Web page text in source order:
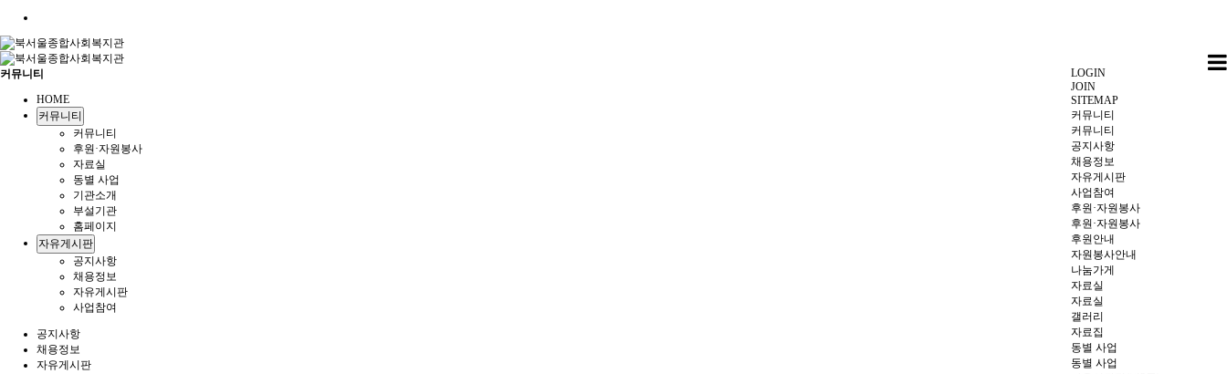
LOGIN
JOIN
SITEMAP
커뮤니티
커뮤니티
공지사항
채용정보
자유게시판
사업참여
후원·자원봉사
후원·자원봉사
후원안내
자원봉사안내
나눔가게
자료실
자료실
갤러리
자료집
동별 사업
동별 사업
커뮤니티
HOME
커뮤니티
커뮤니티
후원·자원봉사
자료실
동별 사업
기관소개
부설기관
홈페이지
자유게시판
공지사항
채용정보
자유게시판
사업참여
공지사항
채용정보
자유게시판